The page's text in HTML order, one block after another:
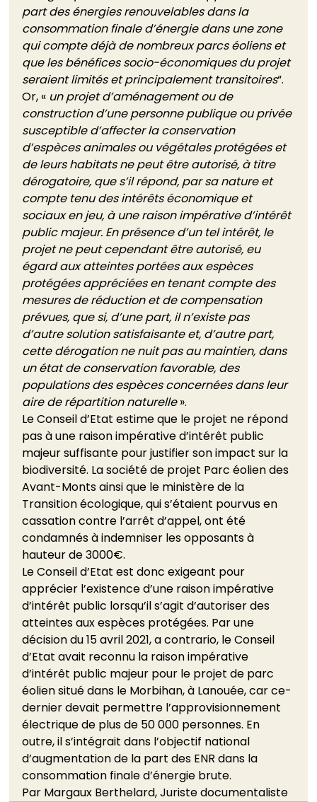
part des énergies renouvelables dans la
consommation finale d’énergie dans une zone
qui compte déjà de nombreux parcs éoliens et
que les bénéfices socio-économiques du projet
seraient limités et principalement transitoires“.
Or, « un projet d’aménagement ou de
construction d’une personne publique ou privée
susceptible d’affecter la conservation
d’espèces animales ou végétales protégées et
de leurs habitats ne peut être autorisé, à titre
dérogatoire, que s’il répond, par sa nature et
compte tenu des intérêts économique et
sociaux en jeu, à une raison impérative d’intérêt
public majeur. En présence d’un tel intérêt, le
projet ne peut cependant être autorisé, eu
égard aux atteintes portées aux espèces
protégées appréciées en tenant compte des
mesures de réduction et de compensation
prévues, que si, d’une part, il n’existe pas
d’autre solution satisfaisante et, d’autre part,
cette dérogation ne nuit pas au maintien, dans
un état de conservation favorable, des
populations des espèces concernées dans leur
aire de répartition naturelle ».
Le Conseil d’Etat estime que le projet ne répond
pas à une raison impérative d’intérêt public
majeur suffisante pour justifier son impact sur la
biodiversité. La société de projet Parc éolien des
Avant-Monts ainsi que le ministère de la
Transition écologique, qui s’étaient pourvus en
cassation contre l’arrêt d’appel, ont été
condamnés à indemniser les opposants à
hauteur de 3000€.
Le Conseil d’Etat est donc exigeant pour
apprécier l’existence d’une raison impérative
d’intérêt public lorsqu’il s’agit d’autoriser des
atteintes aux espèces protégées. Par une
décision du 15 avril 2021, a contrario, le Conseil
d’Etat avait reconnu la raison impérative
d’intérêt public majeur pour le projet de parc
éolien situé dans le Morbihan, à Lanouée, car ce-
dernier devait permettre l’approvisionnement
électrique de plus de 50 000 personnes. En
outre, il s’intégrait dans l’objectif national
d’augmentation de la part des ENR dans la
consommation finale d’énergie brute.
Par Margaux Berthelard, Juriste documentaliste